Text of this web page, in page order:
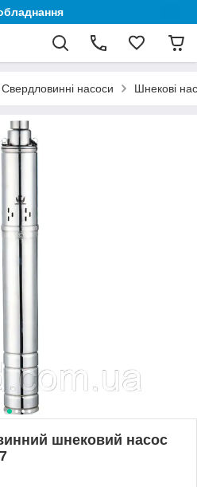
Свердловинні насоси Шнекові
шнековий насос